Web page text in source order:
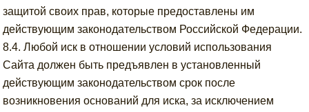
защитой своих прав, которые предоставлены им
действующим законодательством Российской Федерации.
8.4. Любой иск в отношении условий использования
Сайта должен быть предъявлен в установленный
действующим законодательством срок после
возникновения оснований для иска, за исключением